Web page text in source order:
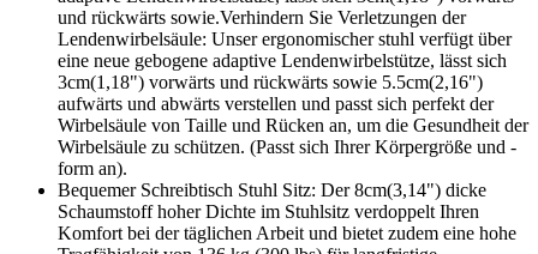
und rückwärts sowie.Verhindern Sie Verletzungen der
Lendenwirbelsäule: Unser ergonomischer stuhl verfügt über
eine neue gebogene adaptive Lendenwirbelstütze, lässt sich
3cm(1,18") vorwärts und rückwärts sowie 5.5cm(2,16")
aufwärts und abwärts verstellen und passt sich perfekt der
Wirbelsäule von Taille und Rücken an, um die Gesundheit der
Wirbelsäule zu schützen. (Passt sich Ihrer Körpergröße und -
form an).
Bequemer Schreibtisch Stuhl Sitz: Der 8cm(3,14") dicke
Schaumstoff hoher Dichte im Stuhlsitz verdoppelt Ihren
Komfort bei der täglichen Arbeit und bietet zudem eine hohe